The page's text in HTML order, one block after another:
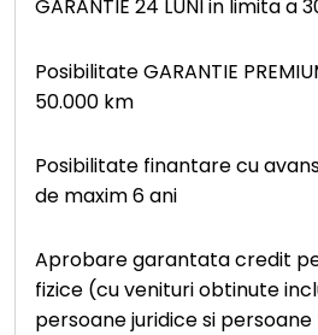
GARANTIE 24 LUNI in limita a
Posibilitate GARANTIE
50.000 km
Posibilitate finantare cu
de maxim 6 ani
Aprobare garantata credit
fizice (cu venituri obtinute
persoane juridice si